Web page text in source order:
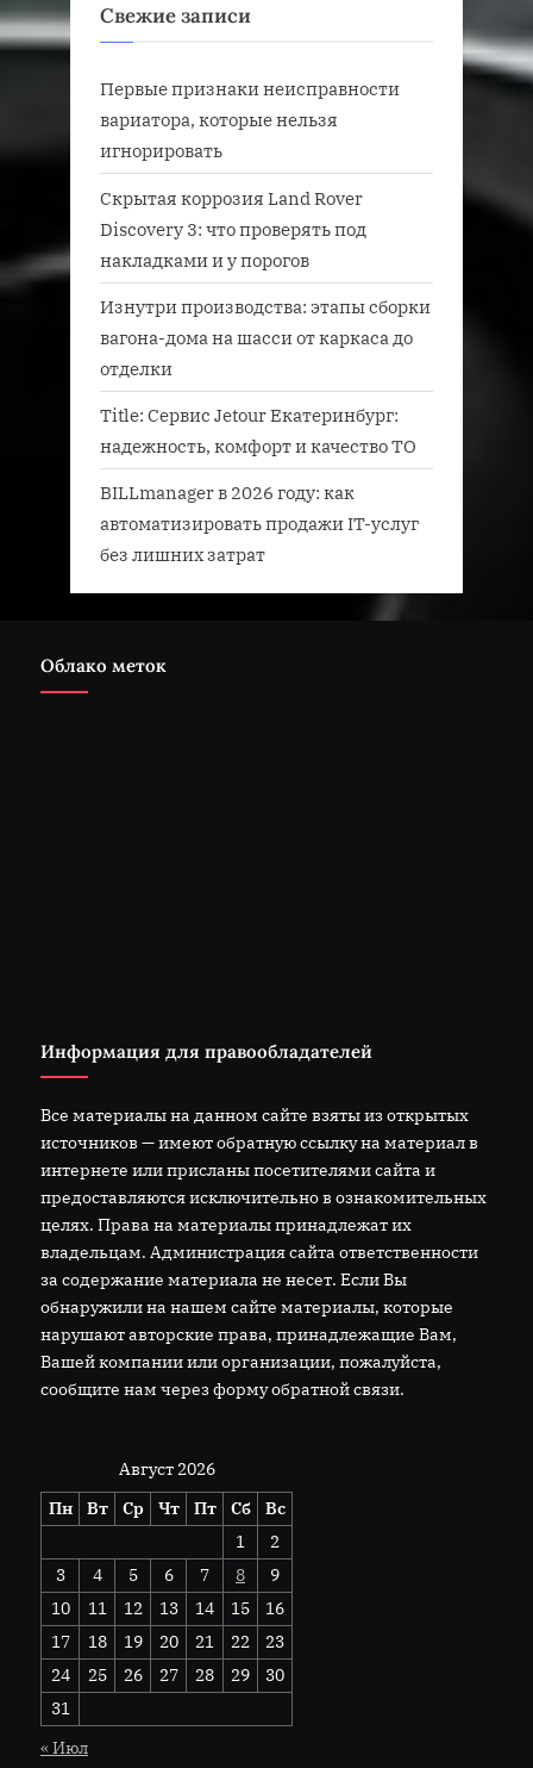
Свежие записи
Первые признаки неисправности
вариатора, которые нельзя
игнорировать
Скрытая коррозия Land Rover
Discovery 3: что проверять под
накладками и у порогов
Изнутри производства: этапы сборки
вагона-дома на шасси от каркаса до
отделки
Title: Сервис Jetour Екатеринбург:
надежность, комфорт и качество ТО
BILLmanager в 2026 году: как
автоматизировать продажи IT-услуг
без лишних затрат
Облако меток
Информация для правообладателей
Все материалы на данном сайте взяты из открытых
источников — имеют обратную ссылку на материал в
интернете или присланы посетителями сайта и
предоставляются исключительно в ознакомительных
целях. Права на материалы принадлежат их
владельцам. Администрация сайта ответственности
за содержание материала не несет. Если Вы
обнаружили на нашем сайте материалы, которые
нарушают авторские права, принадлежащие Вам,
Вашей компании или организации, пожалуйста,
сообщите нам через форму обратной связи.
Август 2026
Пн
Вт Ср Чт Пт Сб
Вс
1
2
3
4 5 6 7 8
9
10
11 12 13 14 15
16
17
18 19 20 21 22
23
24
25 26 27 28 29
30
31
« Июл